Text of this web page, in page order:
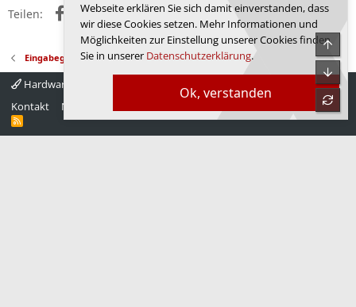
Teilen: FacebookX (Twitter)
RedditWhatsApp
E-MailLink
Eingabegeräte
Hardwareluxx 4.0
Kontakt
Nutzungsbedingungen Startseite
R
S
Ok, verstanden
Webseite erklären Sie sich damit einverstanden, dass
wir diese Cookies setzen. Mehr Informationen und
Möglichkeiten zur Einstellung unserer Cookies finden
Sie in unserer Datenschutzerklärung.